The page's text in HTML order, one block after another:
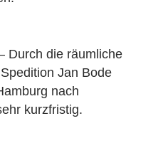
Durch die räumliche
Jan Bode
nach
kurzfristig.